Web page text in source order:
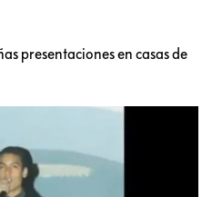
presentaciones en casas de